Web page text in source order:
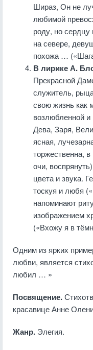
Шираз, Он не
любимой
роду, но сердцу
на севере,
похожа …
В лирике А.
Прекрасной
служитель,
свою жизнь как
возлюбленной
Дева, Заря,
ясная,
торжественна,
очи,
цвета и звука.
тоскуя и любя
напоминают
изображением
(«Вхожу я в
Одним из ярких
любви, является
любил … »
Посвящение.
красавице Анне
Жанр. Элегия.